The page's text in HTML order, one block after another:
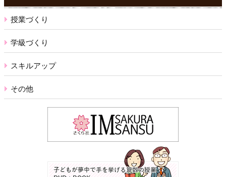
授業づくり
学級づくり
スキルアップ
その他